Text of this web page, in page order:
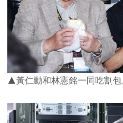
▲黃仁勳和林憲銘一同吃割